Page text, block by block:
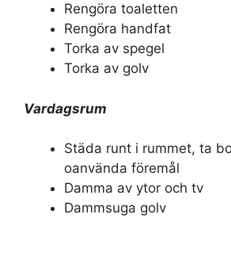
Rengöra toaletten
Rengöra handfat
Torka av spegel
Torka av golv
Vardagsrum
Städa runt i rummet, ta
oanvända föremål
Damma av ytor och tv
Dammsuga golv